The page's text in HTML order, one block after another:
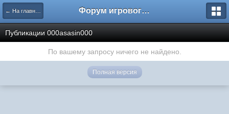
← На главную Форум игрового проекта Riverrise
Публикации 000asasin000
По вашему запросу ничего не найдено.
Полная версия